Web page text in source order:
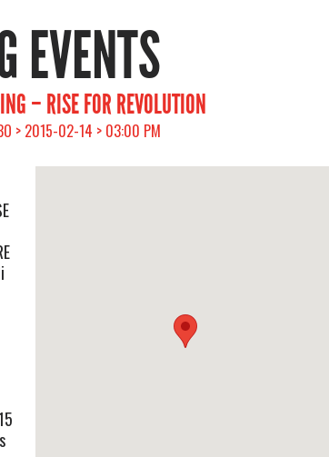
EVENTS
– RISE FOR REVOLUTION
> 2015-02-14 > 03:00 PM